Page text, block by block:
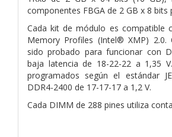
componentes FBGA de 2 GB x 8 bits
Cada kit de módulo es compatible
Memory Profiles (Intel® XMP) 2.0.
sido probado para funcionar con
baja latencia de 18-22-22 a 1,35
programados según el estándar
DDR4-2400 de 17-17-17 a 1,2 V.
Cada DIMM de 288 pines utiliza